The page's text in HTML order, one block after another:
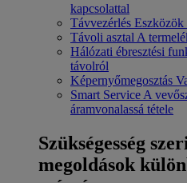
kapcsolattal
Távvezérlés Eszközök
Távoli asztal A
Hálózati ébresztési
távolról
Képernyőmegosztás
Smart Service A
áramvonalassá tétele
Szükségesség
megoldások